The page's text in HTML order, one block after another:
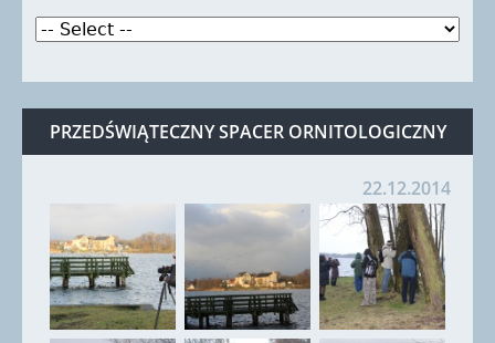
PRZEDŚWIĄTECZNY SPACER ORNITOLOGICZNY
22.12.2014